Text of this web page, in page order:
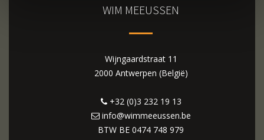
WIM MEEUSSEN
Wijngaardstraat 11
2000 Antwerpen (België)
+32 (0)3 232 19 13
info@wimmeeussen.be
BTW BE 0474 748 979